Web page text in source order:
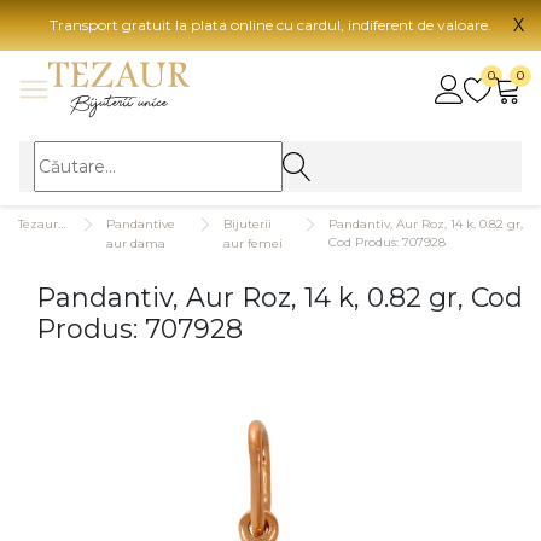
Transport gratuit la plata online cu cardul, indiferent de valoare. X
0 0
BIJUTERII
BIJUTERII FEMEI
Inele
Bratari
Pandantive
aur dama
Bijuterii
aur femei
Pandantiv, Aur Roz, 14 k, 0.82 gr,
Cod Produs: 707928
Pandantiv, Aur Roz, 14 k, 0.82 gr, Cod
Produs: 707928